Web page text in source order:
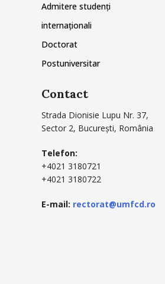
Admitere studenți
internaționali
Doctorat
Postuniversitar
Contact
Strada Dionisie Lupu Nr. 37,
Sector 2, București, România
Telefon:
+4021 3180721
+4021 3180722
E-mail: rectorat@umfcd.ro